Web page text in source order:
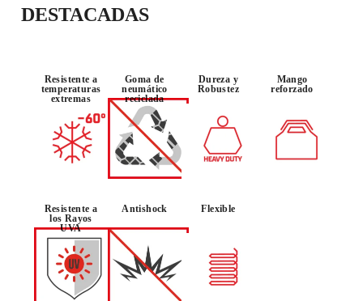
DESTACADAS
Resistente a
temperaturas
extremas
Goma de
neumático
reciclada
Dureza y
Robustez
Mango
reforzado
Resistente a
los Rayos
UVA
Antishock Flexible